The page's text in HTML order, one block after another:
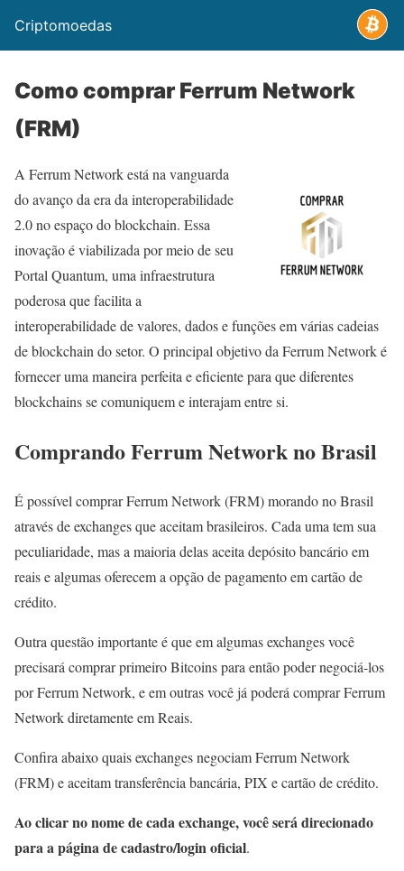
Criptomoedas
Como comprar Ferrum Network
(FRM)
A Ferrum Network está na vanguarda
do avanço da era da interoperabilidade
2.0 no espaço do blockchain. Essa
inovação é viabilizada por meio de seu
Portal Quantum, uma infraestrutura
poderosa que facilita a
interoperabilidade de valores, dados e funções em várias cadeias
de blockchain do setor. O principal objetivo da Ferrum Network é
fornecer uma maneira perfeita e eficiente para que diferentes
blockchains se comuniquem e interajam entre si.
Comprando Ferrum Network no Brasil
É possível comprar Ferrum Network (FRM) morando no Brasil
através de exchanges que aceitam brasileiros. Cada uma tem sua
peculiaridade, mas a maioria delas aceita depósito bancário em
reais e algumas oferecem a opção de pagamento em cartão de
crédito.
Outra questão importante é que em algumas exchanges você
precisará comprar primeiro Bitcoins para então poder negociá-los
por Ferrum Network, e em outras você já poderá comprar Ferrum
Network diretamente em Reais.
Confira abaixo quais exchanges negociam Ferrum Network
(FRM) e aceitam transferência bancária, PIX e cartão de crédito.
Ao clicar no nome de cada exchange, você será direcionado
para a página de cadastro/login oficial.